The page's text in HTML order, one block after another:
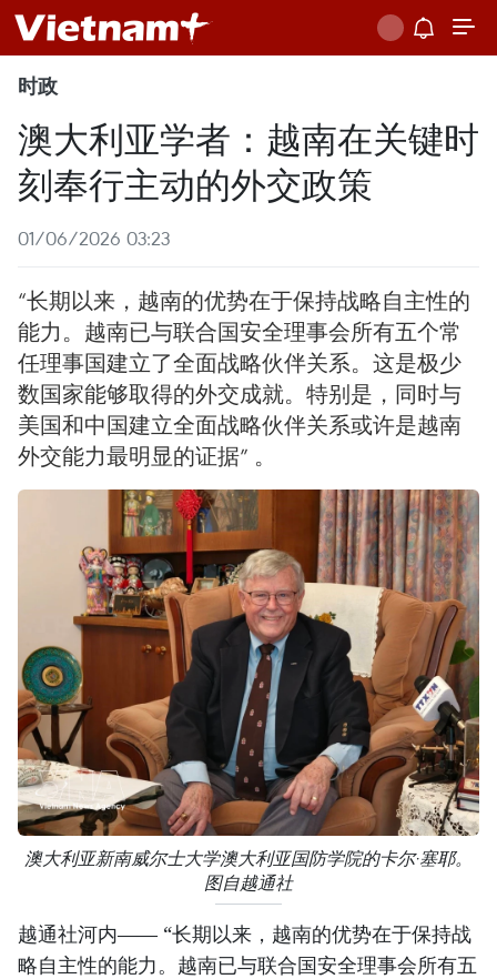
时政
澳大利亚学者：越南在关键时
刻奉行主动的外交政策
01/06/2026 03:23
“长期以来，越南的优势在于保持战略自主性的
能力。越南已与联合国安全理事会所有五个常
任理事国建立了全面战略伙伴关系。这是极少
数国家能够取得的外交成就。特别是，同时与
美国和中国建立全面战略伙伴关系或许是越南
外交能力最明显的证据” 。
澳大利亚新南威尔士大学澳大利亚国防学院的卡尔·塞耶。
图自越通社
越通社河内—— “长期以来，越南的优势在于保持战
略自主性的能力。越南已与联合国安全理事会所有五